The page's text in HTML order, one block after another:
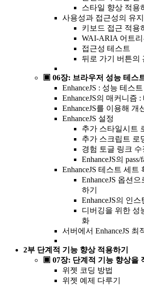
스타일 향상 적용
사용성과 접근성의 유
키보드 접근 적용
WAI-ARIA 어트리
접근성 테스트
뒤로 가기 버튼의
▣ 06장: 브라우저 성능 테스
EnhanceJS : 성능 테스
EnhanceJS의 매커니즘
EnhanceJS를 이용해 개
EnhanceJS 설정
추가 스타일시트
추가 스크립트 로
경험 토글 링크 수
EnhanceJS의
EnhanceJS 테스트 세트
EnhanceJS 옵션
하기
EnhanceJS의 인스
디버깅을 위한 성
화
서버에서 EnhanceJS 최
2부 단계적 기능 향상 적용하기
▣ 07장: 단계적 기능 향상을
위젯 코딩 방법
위젯 예제 다루기